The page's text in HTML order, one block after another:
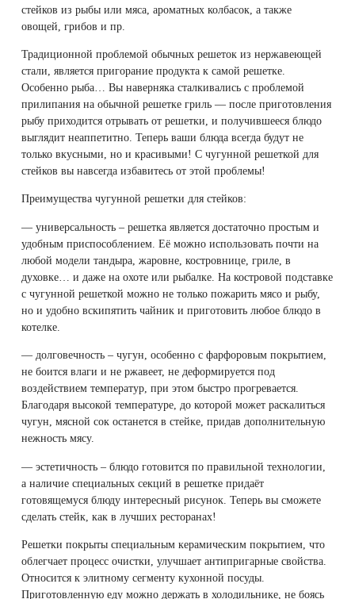
стейков из рыбы или мяса, ароматных колбасок, а также
овощей, грибов и пр.
Традиционной проблемой обычных решеток из нержавеющей
стали, является пригорание продукта к самой решетке.
Особенно рыба… Вы наверняка сталкивались с проблемой
прилипания на обычной решетке гриль — после приготовления
рыбу приходится отрывать от решетки, и получившееся блюдо
выглядит неаппетитно. Теперь ваши блюда всегда будут не
только вкусными, но и красивыми! С чугунной решеткой для
стейков вы навсегда избавитесь от этой проблемы!
Преимущества чугунной решетки для стейков:
— универсальность – решетка является достаточно простым и
удобным приспособлением. Её можно использовать почти на
любой модели тандыра, жаровне, костровнице, гриле, в
духовке… и даже на охоте или рыбалке. На костровой подставке
с чугунной решеткой можно не только пожарить мясо и рыбу,
но и удобно вскипятить чайник и приготовить любое блюдо в
котелке.
— долговечность – чугун, особенно с фарфоровым покрытием,
не боится влаги и не ржавеет, не деформируется под
воздействием температур, при этом быстро прогревается.
Благодаря высокой температуре, до которой может раскалиться
чугун, мясной сок останется в стейке, придав дополнительную
нежность мясу.
— эстетичность – блюдо готовится по правильной технологии,
а наличие специальных секций в решетке придаёт
готовящемуся блюду интересный рисунок. Теперь вы сможете
сделать стейк, как в лучших ресторанах!
Решетки покрыты специальным керамическим покрытием, что
облегчает процесс очистки, улучшает антипригарные свойства.
Относится к элитному сегменту кухонной посуды.
Приготовленную еду можно держать в холодильнике, не боясь